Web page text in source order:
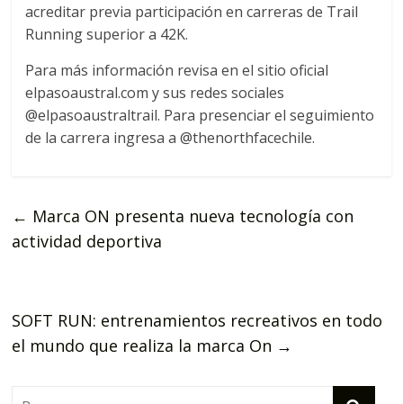
acreditar previa participación en carreras de Trail
Running superior a 42K.
Para más información revisa en el sitio oficial
elpasoaustral.com y sus redes sociales
@elpasoaustraltrail. Para presenciar el seguimiento
de la carrera ingresa a @thenorthfacechile.
← Marca ON presenta nueva tecnología con
actividad deportiva
SOFT RUN: entrenamientos recreativos en todo
el mundo que realiza la marca On →